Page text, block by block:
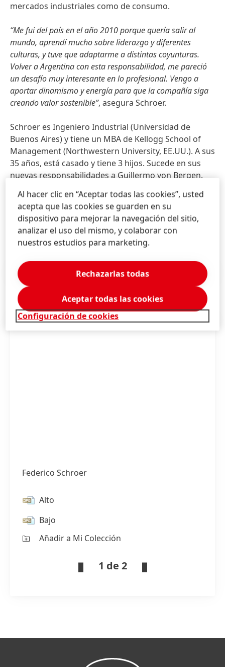
mercados industriales como de consumo.
“Me fui del país en el año 2010 porque quería salir al
mundo, aprendí mucho sobre liderazgo y diferentes
culturas, y tuve que adaptarme a distintas coyunturas.
Volver a Argentina con esta responsabilidad, me pareció
un desafío muy interesante en lo profesional. Vengo a
aportar dinamismo y energía para que la compañía siga
creando valor sostenible”, asegura Schroer.
Schroer es Ingeniero Industrial (Universidad de
Buenos Aires) y tiene un MBA de Kellogg School of
Management(Northwestern University, EE.UU.). A sus
35 años, está casado y tiene 3 hijos. Sucede en sus
nuevas responsabilidades a Guillermo von Bergen,
operaciones de Henkel Argentina e implementando
exitosamente en el país la Estrategia de
Sustentabilidad Global de Henkel hacia el año 2030.
Comunicado de prensa(336,5 KB)
Federico Schroer
Alto
Bajo
Añadir a Mi Colección
1 de 2
Al hacer clic en “Aceptar todas las cookies”, usted
acepta que las cookies se guarden en su
dispositivo para mejorar la navegación del sitio,
analizar el uso del mismo, y colaborar con
nuestros estudios para marketing.
Configuración de cookies
Rechazarlas todas
Aceptar todas las cookies